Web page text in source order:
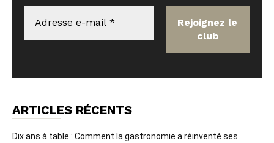
ARTICLES RÉCENTS
Dix ans à table : Comment la gastronomie a réinventé ses